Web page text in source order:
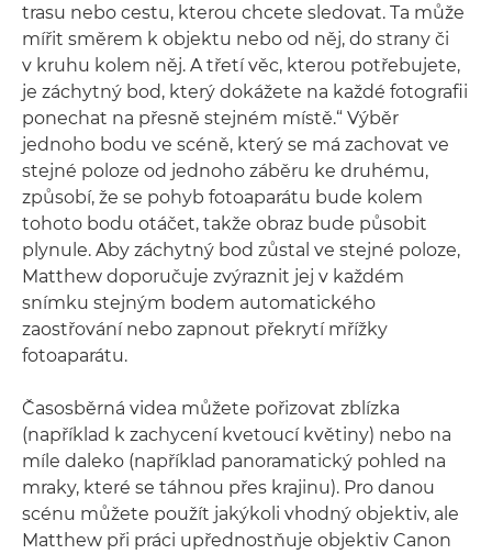
trasu nebo cestu, kterou chcete sledovat. Ta může
mířit směrem k objektu nebo od něj, do strany či
v kruhu kolem něj. A třetí věc, kterou potřebujete,
je záchytný bod, který dokážete na každé fotografii
ponechat na přesně stejném místě.“ Výběr
jednoho bodu ve scéně, který se má zachovat ve
stejné poloze od jednoho záběru ke druhému,
způsobí, že se pohyb fotoaparátu bude kolem
tohoto bodu otáčet, takže obraz bude působit
plynule. Aby záchytný bod zůstal ve stejné poloze,
Matthew doporučuje zvýraznit jej v každém
snímku stejným bodem automatického
zaostřování nebo zapnout překrytí mřížky
fotoaparátu.
Časosběrná videa můžete pořizovat zblízka
(například k zachycení kvetoucí květiny) nebo na
míle daleko (například panoramatický pohled na
mraky, které se táhnou přes krajinu). Pro danou
scénu můžete použít jakýkoli vhodný objektiv, ale
Matthew při práci upřednostňuje objektiv Canon